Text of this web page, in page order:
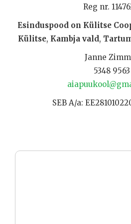
Reg nr.
Esinduspood on Külitse
Külitse, Kambja vald,
Janne
5348 9563
SEB A/a: